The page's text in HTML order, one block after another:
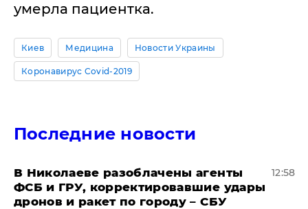
умерла пациентка.
Киев Медицина Новости Украины
Коронавирус Covid-2019
Последние новости
В Николаеве разоблачены агенты
ФСБ и ГРУ, корректировавшие удары
дронов и ракет по городу – СБУ
12:58